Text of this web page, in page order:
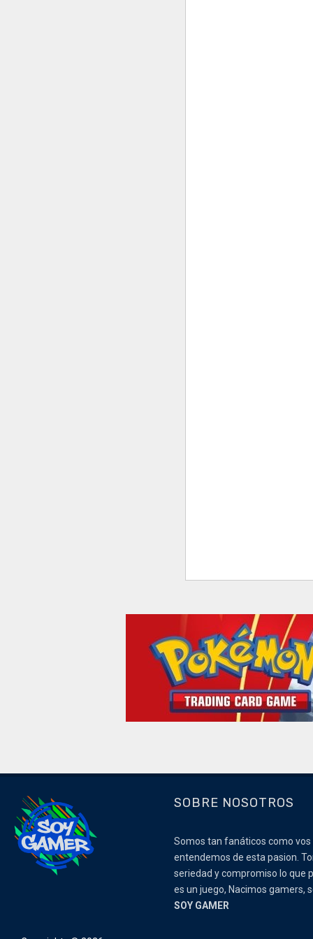
SOBRE NOSOTROS
Somos tan fanáticos como vos
entendemos de esta pasion.
seriedad y compromiso lo que
es un juego, Nacimos gamers,
SOY GAMER